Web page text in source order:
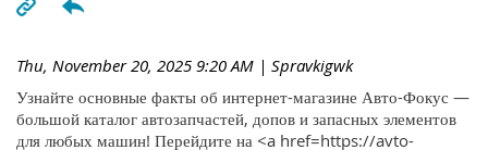
Thu, November 20, 2025 9:20 AM | Spravkigwk
Узнайте основные факты об интернет-магазине Авто-Фокус —
большой каталог автозапчастей, допов и запасных элементов
для любых машин! Перейдите на <a href=https://avto-